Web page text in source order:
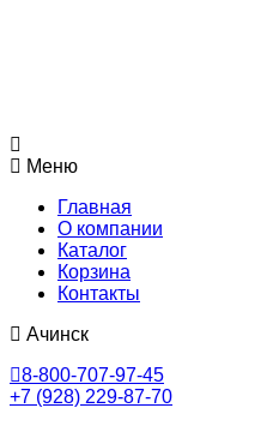
Меню
Главная
О компании
Каталог
Корзина
Контакты
Ачинск
8-800-707-97-45
+7 (928) 229-87-70